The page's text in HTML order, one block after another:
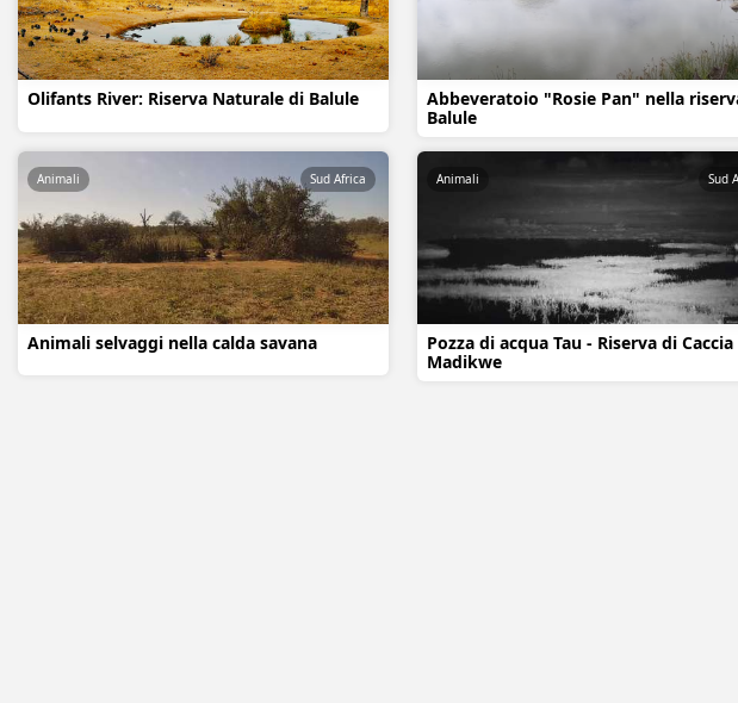
Olifants River: Riserva Naturale di Balule
Abbeveratoio "Rosie Pan" nella
Balule
Animali selvaggi nella calda savana
Animali Sud Africa
Pozza di acqua Tau - Riserva di Caccia
Madikwe
Animali Sud